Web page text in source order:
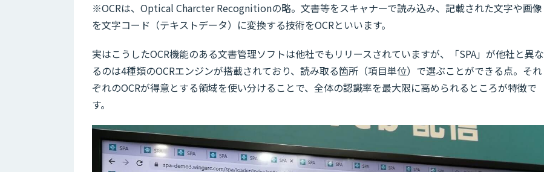
※OCRは、Optical Charcter Recognitionの略。文書等をスキャナーで読み込み、記載された文字や画像
を文字コード（テキストデータ）に変換する技術をOCRといいます。
実はこうしたOCR機能のある文書管理ソフトは他社でもリリースされていますが、「SPA」が他社と異な
るのは4種類のOCRエンジンが搭載されており、読み取る箇所（項目単位）で選ぶことができる点。それ
ぞれのOCRが得意とする領域を使い分けることで、全体の認識率を最大限に高められるところが特徴で
す。